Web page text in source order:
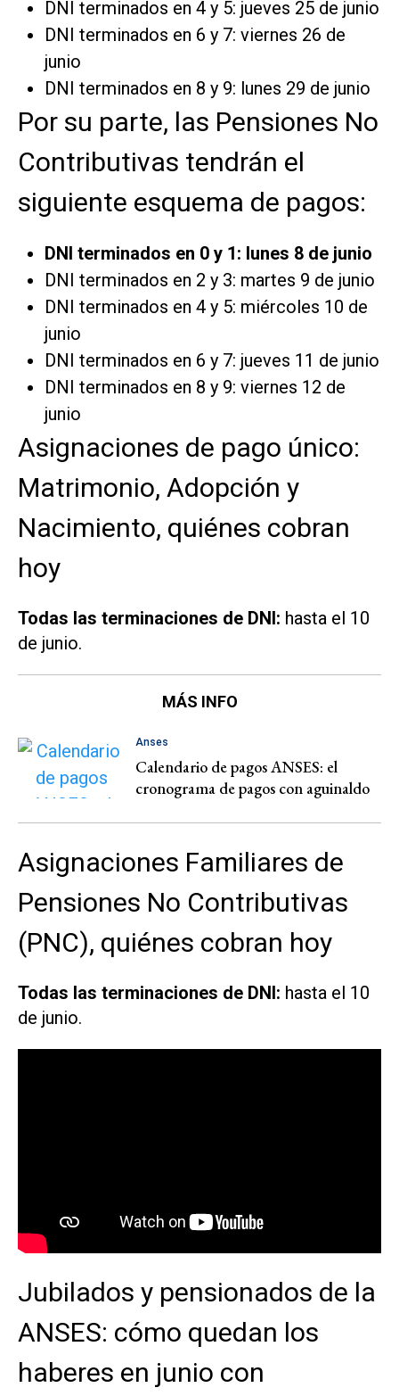
DNI terminados en 4 y 5: jueves 25 de junio
DNI terminados en 6 y 7: viernes 26 de
junio
DNI terminados en 8 y 9: lunes 29 de junio
Por su parte, las Pensiones No
Contributivas tendrán el
siguiente esquema de pagos:
DNI terminados en 0 y 1: lunes 8 de junio
DNI terminados en 2 y 3: martes 9 de junio
DNI terminados en 4 y 5: miércoles 10 de
junio
DNI terminados en 6 y 7: jueves 11 de junio
DNI terminados en 8 y 9: viernes 12 de
junio
Asignaciones de pago único:
Matrimonio, Adopción y
Nacimiento, quiénes cobran
hoy
Todas las terminaciones de DNI: hasta el 10
de junio.
MÁS INFO
Anses
Calendario de pagos ANSES: el
cronograma de pagos con aguinaldo
Asignaciones Familiares de
Pensiones No Contributivas
(PNC), quiénes cobran hoy
Todas las terminaciones de DNI: hasta el 10
de junio.
Jubilados y pensionados de la
ANSES: cómo quedan los
haberes en junio con